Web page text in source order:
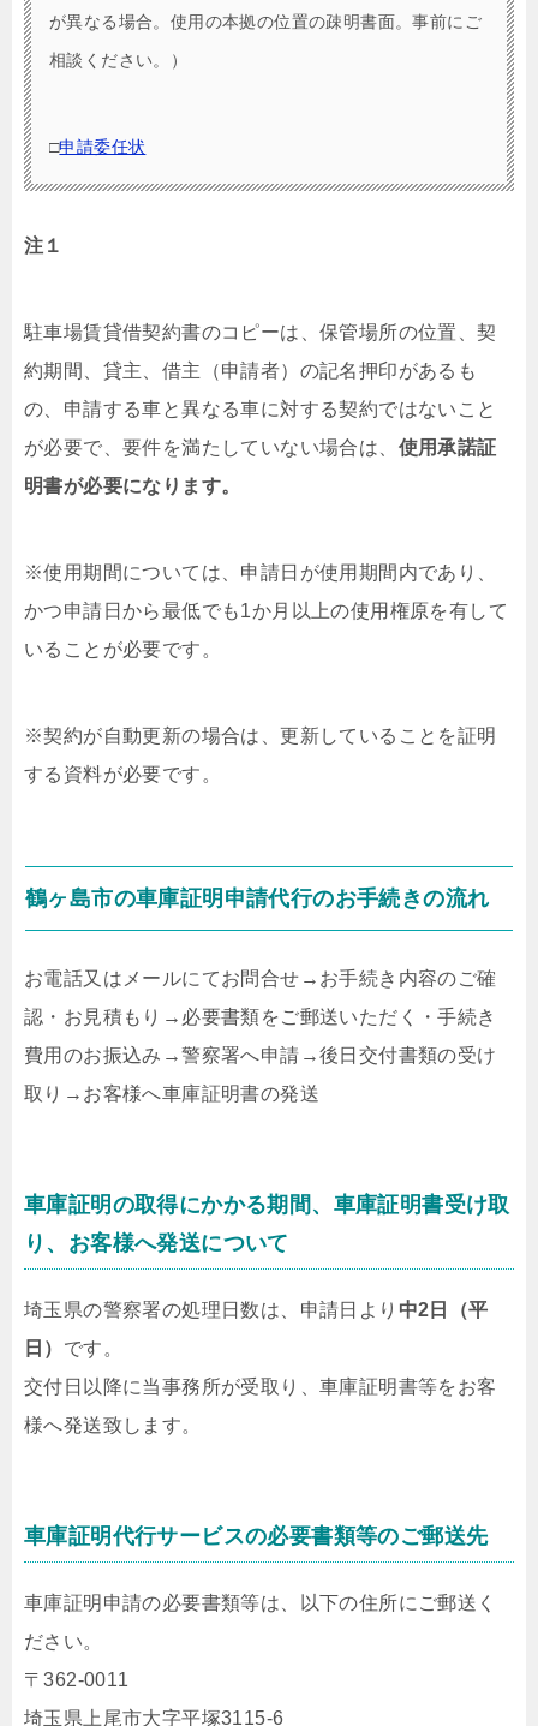
が異なる場合。使用の本拠の位置の疎明書面。事前にご
相談ください。）
□申請委任状
注１
駐車場賃貸借契約書のコピーは、保管場所の位置、契
約期間、貸主、借主（申請者）の記名押印があるも
の、申請する車と異なる車に対する契約ではないこと
が必要で、要件を満たしていない場合は、 使用承諾証
明書が必要になります。
※使用期間については、申請日が使用期間内であり、
かつ申請日から最低でも1か月以上の使用権原を有して
いることが必要です。
※契約が自動更新の場合は、更新していることを証明
する資料が必要です。
鶴ヶ島市の車庫証明申請代行のお手続きの流れ
お電話又はメールにてお問合せ → お手続き内容のご確
認・お見積もり → 必要書類をご郵送いただく・手続き
費用のお振込み →警察署へ申請 →後日交付書類の受け
取り → お客様へ車庫証明書の発送
車庫証明の取得にかかる期間、車庫証明書受け取
り、お客様へ発送について
埼玉県の警察署の処理日数は、申請日より 中2日（平
日） です。
交付日以降に当事務所が受取り、車庫証明書等をお客
様へ発送致します。
車庫証明代行サービスの必要書類等のご郵送先
車庫証明申請の必要書類等は、以下の住所にご郵送く
ださい。
〒362-0011
埼玉県上尾市大字平塚3115-6